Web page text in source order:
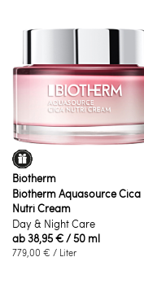
Biotherm
Biotherm Aquasource Cica
Nutri Cream
Day & Night Care
ab38,95 €/ 50 ml
779,00 € / Liter